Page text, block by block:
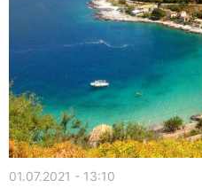
01.07.2021 - 13:10